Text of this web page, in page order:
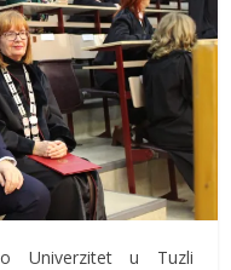
Univerzitet u Tuzli